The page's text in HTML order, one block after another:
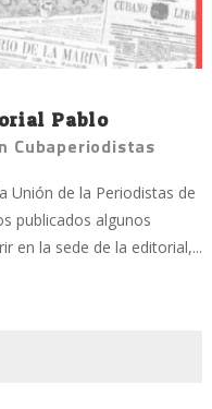
Pablo
Cubaperiodistas
Unión de la Periodistas de
publicados algunos
en la sede de la editorial,...